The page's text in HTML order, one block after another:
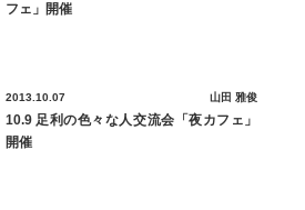
フェ」開催
2013.10.07
10.9 足利の色々な人交流会「夜カフェ」
開催
山田 雅俊